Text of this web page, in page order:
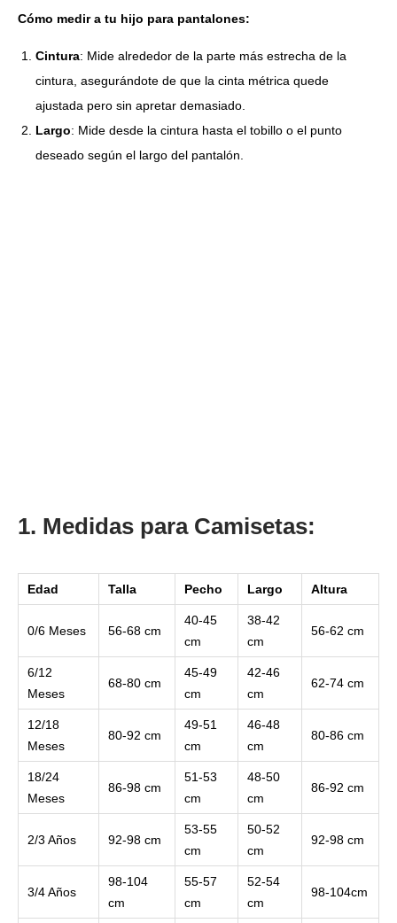
Cómo medir a tu hijo para pantalones:
Cintura: Mide alrededor de la parte más estrecha de la
cintura, asegurándote de que la cinta métrica quede
ajustada pero sin apretar demasiado.
Largo: Mide desde la cintura hasta el tobillo o el punto
deseado según el largo del pantalón.
1. Medidas para Camisetas:
Edad Talla Pecho Largo Altura
0/6 Meses 56-68 cm
40-45
cm
38-42
cm
56-62 cm
6/12
Meses
68-80 cm
45-49
cm
42-46
cm
62-74 cm
12/18
Meses
80-92 cm
49-51
cm
46-48
cm
80-86 cm
18/24
Meses
86-98 cm
51-53
cm
48-50
cm
86-92 cm
2/3 Años 92-98 cm
53-55
cm
50-52
cm
92-98 cm
3/4 Años
98-104
cm
55-57
cm
52-54
cm
98-104cm